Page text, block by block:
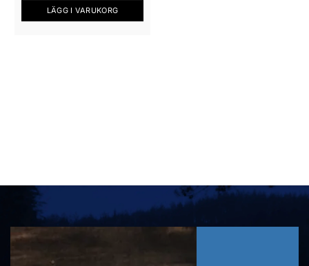
LÄGG I VARUKORG